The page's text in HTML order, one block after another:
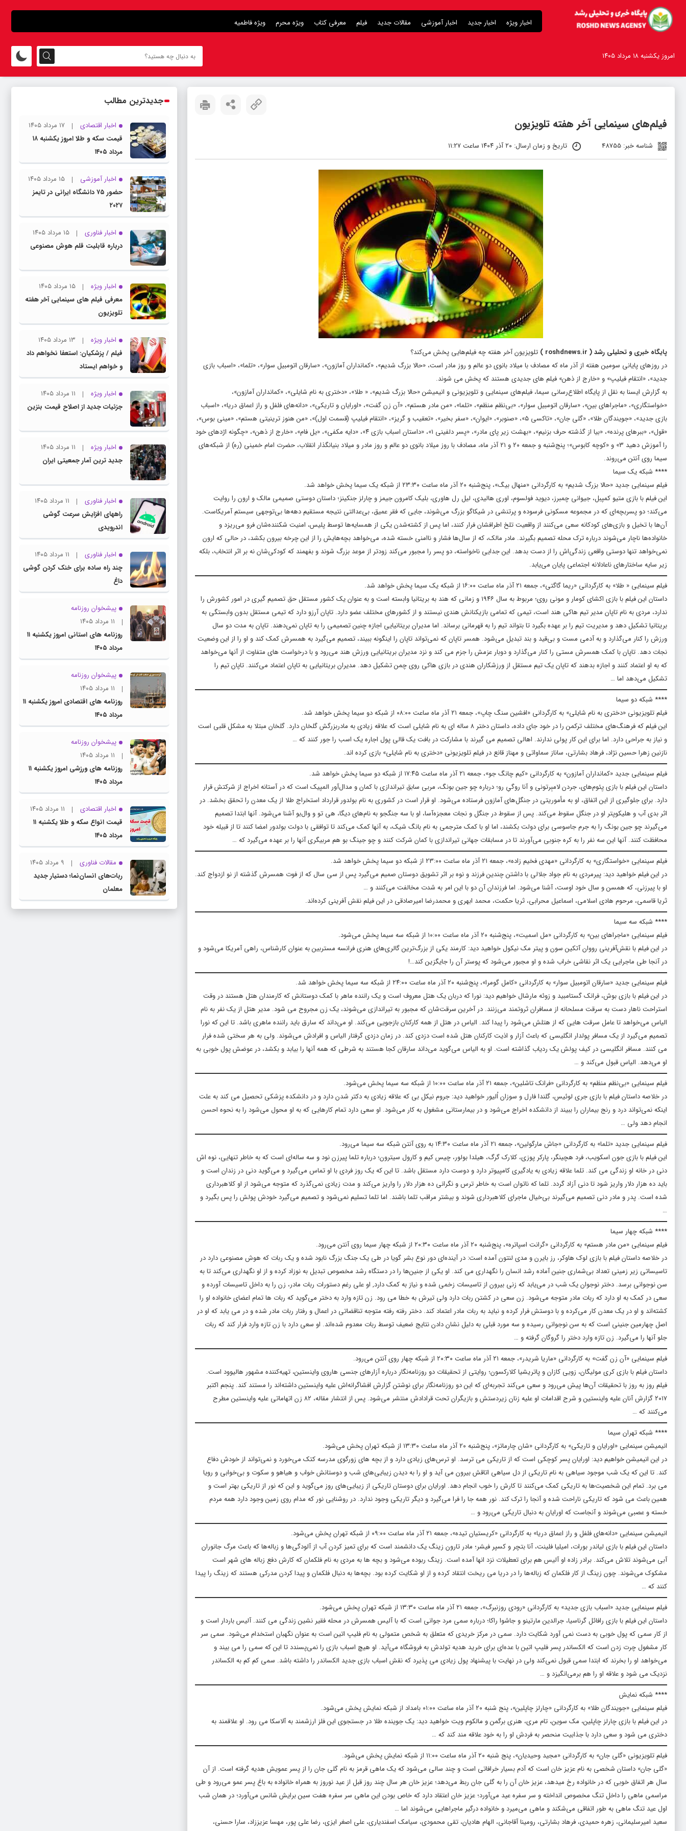
اخبار ویژه اخبار جدید اخبار آموزشی مقالات جدید فیلم معرفی کتاب ویژه محرم ویژه فاطمیه
امروز یکشنبه ۱۸ مرداد ۱۴۰۵
فیلم‌های سینمایی آخر هفته تلویزیون
شناسه خبر: 48755 تاریخ و زمان ارسال: ۲۰ آذر ۱۴۰۴ ساعت ۱۱:۲۷
پایگاه خبری و تحلیلی رشد(
roshdnews.ir
) تلویزیون آخر هفته چه فیلم‌هایی پخش می‌کند؟
در روزهای پایانی سومین هفته از آذر ماه که مصادف با میلاد بانوی دو عالم و روز مادر است، «حالا بزرگ شدیم»، «کمانداران آمازون»، «سارقان اتومبیل سوار»، «تلما»، «اسباب بازی
جدید»، «انتقام فیلیپ» و «خارج از ذهن» فیلم های جدیدی هستند که پخش می شوند.
به گزارش ایسنا به نقل از پایگاه اطلاع‌رسانی سیما، فیلم‌های سینمایی و تلویزیونی و انیمیشن «حالا بزرگ شدیم»، « طلا»، «دختری به نام شایلی»، «کمانداران آمازون»،
«خواستگاری»، «ماجراهای بین»، «سارقان اتومبیل سوار»، «بی‌نظم منظم»، «تلما»، «من مادر هستم»، «آن زن گفت»، «اورایان و تاریکی»، «دانه‌های فلفل و راز اعماق دریا»، «اسباب
بازی جدید»، «جویندگان طلا»، «گلی جان»، «تاکسی ۵»، «صنوبر»، «ایوان»، «سفر بخیر»، «تعقیب و گریز»، «انتقام فیلیپ (قسمت اول)»، «من هنوز ترینیتی هستم»، «مینی بوس»،
«قول»، «ببرهای پرنده»، «بیا از گذشته حرف بزنیم»، «بهشت زیر پای مادر»، «پسر دلفینی ۱»، «داستان اسباب بازی ۴»، «دایه مکفی»، «یل فام»، «خارج از ذهن»، «چگونه اژدهای خود
را آموزش دهید ۳» و «کوچه کابوس»؛ پنج‌شنبه و جمعه ۲۰ و ۲۱ آذر ماه، مصادف با روز میلاد بانوی دو عالم و روز مادر و میلاد بنیانگذار انقلاب، حضرت امام خمینی (ره) از شبکه‌های
سیما روی آنتن می‌روند.
**** شبکه یک سیما
فیلم سینمایی جدید «حالا بزرگ شدیم» به کارگردانی «منهال بیگ»، پنج‌شنبه ۲۰ آذر ماه ساعت ۲۳:۳۰ از شبکه یک سیما پخش خواهد شد.
این فیلم با بازی متیو کمپبل، جیوانی چمبرز، دیوید فولسوم، اوری هالیدی، لیل رل هاوری، بلیک کامرون جیمز و چارلز جنکینز؛ داستان دوستی صمیمی مالک و ارون را روایت
می‌کند؛ دو پسربچه‌ای که در مجموعه مسکونی فرسوده و پرتنشی در شیکاگو بزرگ می‌شوند، جایی که فقر عمیق، بی‌عدالتی نتیجه مستقیم دهه‌ها بی‌توجهی سیستم آمریکاست.
آن‌ها با تخیل و بازی‌های کودکانه سعی می‌کنند از واقعیت تلخ اطرافشان فرار کنند، اما پس از کشته‌شدن یکی از همسایه‌ها توسط پلیس، امنیت شکننده‌شان فرو می‌ریزد و
خانواده‌ها ناچار می‌شوند درباره ترک محله تصمیم بگیرند. مادر مالک، که از سال‌ها فشار و ناامنی خسته شده، می‌خواهد بچه‌هایش را از این چرخه بیرون بکشد، در حالی که ارون
نمی‌خواهد تنها دوستی واقعی زندگی‌اش را از دست بدهد. این جدایی ناخواسته، دو پسر را مجبور می‌کند زودتر از موعد بزرگ شوند و بفهمند که کودکی‌شان نه بر اثر انتخاب، بلکه
زیر سایه ساختارهای ناعادلانه اجتماعی پایان می‌یابد.
فیلم سینمایی « طلا» به کارگردانی «ریما گاگتی»، جمعه ۲۱ آذر ماه ساعت ۱۶:۰۰ از شبکه یک سیما پخش خواهد شد.
داستان این فیلم با بازی اکشای کومار و مونی روی؛ مربوط به سال ۱۹۴۶ و زمانی که هند به بریتانیا وابسته است و به عنوان یک کشور مستقل حق تصمیم گیری در امور کشورش را
ندارد، مردی به نام تاپان مدیر تیم هاکی هند است، تیمی که تمامی بازیکنانش هندی نیستند و از کشورهای مختلف عضو دارد. تاپان آرزو دارد که تیمی مستقل بدون وابستگی به
بریتانیا تشکیل دهد و مدیریت تیم را بر عهده بگیرد تا بتواند تیم را به قهرمانی برساند. اما مدیران بریتانیایی اجازه چنین تصمیمی را به تاپان نمی‌دهند. تاپان به مدت دو سال
ورزش را کنار می‌گذارد و به آدمی مست و بی‌قید و بند تبدیل می‌شود. همسر تاپان که نمی‌تواند تاپان را اینگونه ببیند، تصمیم می‌گیرد به همسرش کمک کند و او را از این وضعیت
نجات دهد. تاپان با کمک همسرش مستی را کنار می‌گذارد و دوبار عزمش را جزم می کند و نزد مدیران بریتانیایی ورزش هند می‌رود و با درخواست های متفاوت از آنها می‌خواهد
که به او اعتماد کنند و اجازه بدهند که تاپان یک تیم مستقل از ورزشکاران هندی در بازی هاکی روی چمن تشکیل دهد. مدیران بریتانیایی به تاپان اعتماد می‌کنند. تاپان تیم را
تشکیل می‌دهد اما …
**** شبکه دو سیما
فیلم تلویزیونی «دختری به نام شایلی» به کارگردانی «افشین سنگ چاپ»، جمعه ۲۱ آذر ماه ساعت ۰۸:۰۰ از شبکه دو سیما پخش خواهد شد.
این فیلم که فرهنگ‌های مختلف ترکمن را در خود جای داده، داستان دختر ۸ ساله ای به نام شایلی است که علاقه زیادی به مادربزرگش گلخان دارد. گلخان مبتلا به مشکل قلبی است
و نیاز به جراحی دارد. اما برای این کار پولی ندارند. اهالی تصمیم می گیرند با مشارکت در بافت یک قالی پول اجاره یک اسب را جور کنند که …
نازنین زهرا حسین نژاد، فرهاد بشارتی، ساناز سماواتی و مهناز قانع در فیلم تلویزیونی «دختری به نام شایلی» بازی کرده اند.
فیلم سینمایی جدید «کمانداران آمازون» به کارگردانی «کیم چانگ جو»، جمعه ۲۱ آذر ماه ساعت ۱۷:۴۵ از شبکه دو سیما پخش خواهد شد.
داستان این فیلم با بازی یِئوم‌های، جردن لامبِرتونی و آنا روگیِ رو؛ درباره چو جین بونگ، مربی سابق تیراندازی با کمان و مدال‌آور المپیک است که در آستانه اخراج از شرکتش قرار
دارد. برای جلوگیری از این اتفاق، او به مأموریتی در جنگل‌های آمازون فرستاده می‌شود. او قرار است در کشوری به نام بولدور قرارداد استخراج طلا از یک معدن را تحقق بخشد. در
اثر بدی آب و هلیکوپتر او در جنگل سقوط می‌کند. پس از سقوط در جنگل و نجات معجزه‌آسا، او با سه جنگجو به نام‌های دیگا، هی تو و وال‌بو آشنا می‌شود. آنها ابتدا تصمیم
می‌گیرند چو جین بونگ را به جرم جاسوسی برای دولت بکشند، اما او با کمک مترجمی به نام بانگ شیک، به آنها کمک می‌کند تا توافقی با دولت بولدور امضا کنند تا از قبیله خود
محافظت کنند. آنها این سه نفر را به کره جنوبی می‌آورند تا در مسابقات جهانی تیراندازی با کمان شرکت کنند و چو جینگ بو هم مربیگری آنها را بر عهده می‌گیرد که …
فیلم سینمایی «خواستگاری» به کارگردانی «مهدی فخیم زاده»، جمعه ۲۱ آذر ماه ساعت ۲۳:۰۰ از شبکه دو سیما پخش خواهد شد.
در این فیلم خواهید دید: پیرمردی به نام جواد جلالی با داشتن چندین فرزند و نوه بر اثر تشویق دوستان صمیم می‌گیرد پس از سی سال که از فوت همسرش گذشته از نو ازدواج کند.
او با پیرزنی، که همسن و سال خود اوست، آشنا می‌شود. اما فرزندان آن دو با این امر به شدت مخالفت می‌کنند و …
ثریا قاسمی، مرحوم هادی اسلامی، اسماعیل محرابی، ثریا حکمت، محمد ابهری و محمدرضا امیرصادقی در این فیلم نقش آفرینی کرده‌اند.
**** شبکه سه سیما
فیلم سینمایی «ماجراهای بین» به کارگردانی «مل اسمیت»، پنج‌شنبه ۲۰ آذر ماه ساعت ۱۰:۰۰ از شبکه سه سیما پخش می‌شود.
در این فیلم با نقش‌آفرینی رووان آتکین سون و پیتر مک نیکول خواهید دید: کارمند یکی از بزرگ‌ترین گالری‌های هنری فرانسه مستربین به عنوان کارشناس، راهی آمریکا می‌شود و
در آنجا طی ماجرایی یک اثر نقاشی خراب شده و او مجبور می‌شود که پوستر آن را جایگزین کند…!
فیلم سینمایی جدید «سارقان اتومبیل سوار» به کارگردانی «کامل گومرا»، پنج‌شنبه ۲۰ آذر ماه ساعت ۲۴:۰۰ از شبکه سه سیما پخش خواهد شد.
در این فیلم با بازی بوش، فرانک گستامبید و زوئه مارشال خواهیم دید: نورا که دربان یک هتل معروف است و یک راننده ماهر با کمک دوستانش که کارمندان هتل هستند در وقت
استراحت ناهار دست به سرقت مسلحانه از مسافران ثروتمند می‌زنند. در آخرین سرقت‌شان که مجبور به تیراندازی می‌شوند، یک زن مجروح می شود. مدیر هتل از یک نفر به نام
الیاس می‌خواهد تا عامل سرقت هایی که از هتلش می‌شود را پیدا کند. الیاس در هتل از همه کارکنان بازجویی می‌کند. او می‌داند که سارق باید راننده ماهری باشد. تا این که نورا
تصمیم می‌گیرد از یک مسافر پولدار انگلیسی که باعث آزار و اذیت کارکنان هتل شده است دزدی کند. در زمان دزدی گرفتار الیاس و افرادش می‌شوند. ولی به هر سختی شده فرار
می کنند. مسافر انگلیسی در کیف پولش یک ردیاب گذاشته است. او به الیاس می‌گوید می‌داند سارقان کجا هستند به شرطی که همه آنها را بیابد و بکشد، در عوضش پول خوبی به
او می‌دهد. الیاس قبول می‌کند و …
فیلم سینمایی «بی‌نظم منظم» به کارگردانی «فرانک تاشلین»، جمعه ۲۱ آذر ماه ساعت ۱۰:۰۰ از شبکه سه سیما پخش می‌شود.
در خلاصه داستان فیلم با بازی جری لوئیس، گلندا فارل و سوزان اُلیور خواهید دید: جروم نیکل بی که علاقه زیادی به دکتر شدن دارد و در دانشکده پزشکی تحصیل می کند به علت
اینکه نمی‌تواند درد و رنج بیماران را ببیند از دانشکده اخراج می‌شود و در بیمارستانی مشغول به کار می‌شود. او سعی دارد تمام کارهایی که به او محول می‌شود را به نحوه احسن
انجام دهد ولی …
فیلم سینمایی جدید «تلما» به کارگردانی «جاش مارگولین»، جمعه ۲۱ آذر ماه ساعت ۱۴:۳۰ به روی آنتن شبکه سه سیما می‌رود.
این فیلم با بازی جون اسکویب، فرد هچینگر، پارکر پوزی، کلارک گرگ، هیلدا بولور، چیس کیم و کارول سیترون؛ درباره تلما پیرزن نود و سه ساله‌ای است که به خاطر تنهایی، نوه اش
دنی در خانه او زندگی می کند. تلما علاقه زیادی به یادگیری کامپیوتر دارد و دوست دارد مستقل باشد. تا این که یک روز فردی با او تماس می‌گیرد و می‌گوید دنی در زندان است و
باید ده هزار دلار واریز شود تا دنی آزاد گردد. تلما که ناتوان است به خاطر ترس و نگرانی ده هزار دلار را واریز می‌کند و مدت زیادی نمی‌گذرد که متوجه می‌شود از او کلاهبرداری
شده است. پدر و مادر دنی تصمیم می‌گیرند بی‌خیال ماجرای کلاهبرداری شوند و بیشتر مراقب تلما باشند. اما تلما تسلیم نمی‌شود و تصمیم می‌گیرد خودش پولش را پس بگیرد و
…
**** شبکه چهار سیما
فیلم سینمایی «من مادر هستم» به کارگردانی «گرانت اسپاتره»، پنج‌شنبه ۲۰ آذر ماه ساعت ۲۰:۳۰ از شبکه چهار سیما روی آنتن می‌رود.
در خلاصه داستان فیلم با بازی لوک هاوکر، رز بایرن و مدی لنتون آمده است: در آینده‌ای دور نوع بشر گویا در طی یک جنگ بزرگ نابود شده و یک ربات که هوش مصنوعی دارد در
تاسیساتی زیر زمینی تعداد بی‌شماری جنین آماده رشد انسان را نگهداری می کند. او یکی از جنین‌ها را در دستگاه رشد مخصوص تبدیل به نوزاد کرده و از او نگهداری می‌کند تا به
سن نوجوانی برسد. دختر نوجوان یک شب در می‌یابد که زنی بیرون از تاسیسات زخمی شده و نیاز به کمک دارد, او علی رغم دستورات ربات مادر، زن را به داخل تاسیسات آورده و
سعی در کمک به او دارد که ربات مادر متوجه می‌شود. زن سعی در کشتن ربات دارد ولی تیرش به خطا می رود. زن تازه وارد به دختر می‌گوید که ربات ها تمام اعضای خانواده او را
کشته‌اند و او در یک معدن کار می‌کرده و با دوستش فرار کرده و نباید به ربات مادر اعتماد کند. دختر رفته رفته متوجه تناقضاتی در اعمال و رفتار ربات مادر شده و در می یابد که او در
اصل چهارمین جنینی است که به سن نوجوانی رسیده و سه مورد قبلی به دلیل نشان دادن نتایج ضعیف توسط ربات معدوم شده‌اند. او سعی دارد با زن تازه وارد فرار کند که ربات
جلو آنها را می‌گیرد. زن تازه وارد دختر را گروگان گرفته و …
فیلم سینمایی «آن زن گفت» به کارگردانی «ماریا شریدر»، جمعه ۲۱ آذر ماه ساعت ۲۰:۳۰ از شبکه چهار روی آنتن می‌رود.
داستان فیلم با بازی کری مولیگان، زویی کازان و پاتریشیا کلارکسون؛ روایتی از تحقیقات دو روزنامه‌نگار درباره آزارهای جنسی هاروی واینستین، تهیه‌کننده مشهور هالیوود است.
فیلم روز به روز با تحقیقات آن‌ها پیش می‌رود و سعی می‌کند تجربه‌ای که این دو روزنامه‌نگار برای نوشتن گزارش افشاگرانه‌اش علیه واینستین داشته‌اند را مستند کند. پنجم اکتبر
۲۰۱۷ گزارش آنان علیه واینستین و شرح اقدامات او علیه زنان زیردستش و بازیگران تحت قرادادش منتشر می‌شود. پس از انتشار مقاله، ۸۲ زن اتهاماتی علیه واینستین مطرح
می‌کنند که …
**** شبکه تهران سیما
انیمیشن سینمایی «اورایان و تاریکی» به کارگردانی «شان چارماتز»، پنج‌شنبه ۲۰ آذر ماه ساعت ۱۳:۳۰ از شبکه تهران پخش می‌شود.
در این انیمیشن خواهیم دید: اورایان پسر کوچکی است که از تاریکی می ترسد. او ترس‌های زیادی دارد و از بچه های زورگوی مدرسه کتک می‌خورد و نمی‌تواند از خودش دفاع
کند. تا این که یک شب موجود سیاهی به نام تاریکی از دل سیاهی اتاقش بیرون می آید و او را به دیدن زیبایی‌های شب و دوستانش خواب و هیاهو و سکوت و بی‌خوابی و رویا
می برد. تمام این شخصیت‌ها به تاریکی کمک می‌کنند تا کارش را خوب انجام دهد. اورایان برای دوستان تاریکی از زیبایی‌های روز می‌گوید و این که نور از تاریکی بهتر است و
همین باعث می شود که تاریکی ناراحت شده و آنجا را ترک کند. نور همه جا را فرا می‌گیرد و دیگر تاریکی وجود ندارد. در روشنایی نور که مدام روی زمین وجود دارد همه مردم
خسته و عصبی می‌شوند و آنجاست که اورایان به دنبال تاریکی می‌رود و …
انیمیشن سینمایی «دانه‌های فلفل و راز اعماق دریا» به کارگردانی «کریستیان تیده»، جمعه ۲۱ آذر ماه ساعت ۰۹:۰۰ از شبکه تهران پخش می‌شود.
داستان این فیلم با بازی لیاندر بورات، امیلیا فلینت، آنا بتچر و کسپر فیشر؛ مادر تارون زینگ یک دانشمند است که برای تمیز کردن آب از آلودگی‌ها و زباله‌ها که باعث مرگ جانوران
آبی می‌شوند تلاش می‌کند. برادر زاده او آلیس هم برای تعطیلات نزد انها آمده است. زینگ ربوده می‌شود و بچه ها به مردی به نام فلکمان که کارش دفع زباله های شهر است
مشکوک می‌شوند. چون زینگ از کار فلکمان که زباله‌ها را در دریا می ریخت انتقاد کرده و از او شکایت کرده بود. بچه‌ها به دنبال فلکمان و پیدا کردن مدرکی هستند که زینگ را پیدا
کنند که …
فیلم سینمایی جدید «اسباب بازی جدید» به کارگردانی «رودی روزنبرگ»، جمعه ۲۱ آذر ماه ساعت ۱۳:۳۰ از شبکه تهران پخش می‌شود.
داستان این فیلم با بازی رافائل گرناسیا، جرالدین مارتینو و جاشوا راکا؛ درباره سمی مرد جوانی است که با آلیس همسرش در محله فقیر نشین زندگی می کنند. آلیس باردار است و
از کار سمی که پول خوبی به دست نمی آورد شکایت دارد. سمی در مرکز خریدی که متعلق به شخص متمولی به نام فلیپ اتین است به عنوان نگهبان استخدام می‌شود. سمی سر
کار مشغول چرت زدن است که الکساندر پسر فلیپ اتین با عده‌ای برای خرید هدیه تولدش به فروشگاه می‌آید. او هیچ اسباب بازی را نمی‌پسندد تا این که سمی را می بیند و
می‌خواهد او را بخرند که ابتدا سمی قبول نمی‌کند ولی در نهایت با پیشنهاد پول زیادی می پذیرد که نقش اسباب بازی جدید الکساندر را داشته باشد. سمی کم کم به الکساندر
نزدیک می شود و علاقه او را هم برمی‌انگیزد و …
**** شبکه نمایش
فیلم سینمایی «جویندگان طلا» به کارگردانی «چارلز چاپلین»، پنج شنبه ۲۰ آذر ماه ساعت ۰۱:۰۰ بامداد از شبکه نمایش پخش می‌شود.
در این فیلم با بازی چارلز چاپلین، مک سوین، تام مری، هنری برگمن و مالکوم ویت خواهید دید: یک جوینده طلا در جستجوی این فلز ارزشمند به آلاسکا می رود. او علاقمند به
دختری می شود و سعی دارد با جذابیت منحصر به فردش او را به خود علاقه مند کند که …
فیلم تلویزیونی «گلی جان» به کارگردانی «مجید وحیدیان»، پنج شنبه ۲۰ آذر ماه ساعت ۱۱:۰۰ از شبکه نمایش پخش می‌شود.
«گلی جان» داستان شخصی به نام عزیز خان است که آدم بسیار خرافاتی است و چند سالی می‌شود که یک ماهی قرمز به نام گلی جان را از پسر عمویش هدیه گرفته است. از آن
سال هر اتفاق خوبی که در خانواده رخ میدهد، عزیز خان آن را به گلی جان ربط می‌دهد؛ عزیز خان هر سال چند روز قبل از عید نوروز به همراه خانواده به باغ پسر عمو می‌رود و طی
مراسمی ماهی را داخل تنگ مخصوص انداخته و سر سفره عید می‌آورد؛ عزیز خان اعتقاد دارد که خاص بودن این ماهی سر سفره هفت سین برایش شانس می‌آورد؛ در همان شب
اول عید تنگ ماهی به طور اتفاقی می‌شکند و ماهی می‌میرد و خانواده درگیر ماجراهایی می‌شوند اما …
سعید امیرسلیمانی، زهره حمیدی، فرهاد بشارتی، رومینا آقاجانی، الهام هادیان، تقی محمودی، سیامک اسفندیاری، علی اصغر ایزی، رضا علی پور، مهسا عزیززاد، سارا حسنی،
جدیدترین مطالب
اخبار اقتصادی
۱۷ مرداد ۱۴۰۵
قیمت سکه و طلا امروز یکشنبه ۱۸
مرداد ۱۴۰۵
اخبار آموزشی
۱۵ مرداد ۱۴۰۵
حضور ۷۵ دانشگاه ایرانی در تایمز
۲۰۲۷
اخبار فناوری
۱۵ مرداد ۱۴۰۵
درباره قابلیت قلم هوش مصنوعی
اخبار ویژه
۱۵ مرداد ۱۴۰۵
معرفی فیلم های سینمایی آخر هفته
تلویزیون
اخبار ویژه
۱۳ مرداد ۱۴۰۵
فیلم / پزشکیان: استعفا نخواهم داد
و خواهم ایستاد
اخبار ویژه
۱۱ مرداد ۱۴۰۵
جزئیات جدید از اصلاح قیمت بنزین
اخبار ویژه
۱۱ مرداد ۱۴۰۵
جدید ترین آمار جمعیتی ایران
اخبار فناوری
۱۱ مرداد ۱۴۰۵
راههای افزایش سرعت گوشی
اندرویدی
اخبار فناوری
۱۱ مرداد ۱۴۰۵
چند راه‌ ساده برای خنک کردن گوشی
داغ
پیشخوان روزنامه
۱۱ مرداد ۱۴۰۵
روزنامه های استانی امروز یکشنبه ۱۱
مرداد ۱۴۰۵
پیشخوان روزنامه
۱۱ مرداد ۱۴۰۵
روزنامه های اقتصادی امروز یکشنبه ۱۱
مرداد ۱۴۰۵
پیشخوان روزنامه
۱۱ مرداد ۱۴۰۵
روزنامه های ورزشی امروز یکشنبه ۱۱
مرداد ۱۴۰۵
اخبار اقتصادی
۱۱ مرداد ۱۴۰۵
قیمت انواع سکه و طلا یکشنبه ۱۱
مرداد ۱۴۰۵
مقالات فناوری
۹ مرداد ۱۴۰۵
ربات‌های انسان‌نما؛ دستیار جدید
معلمان